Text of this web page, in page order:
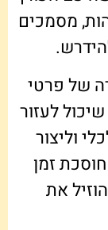
מסמכים
של פרטי
לעזור
וליצור
זמן
את